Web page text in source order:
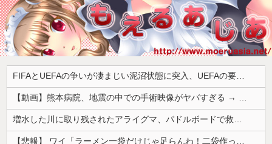
FIFAとUEFAの争いが凄まじい泥沼状態に突入、UEFAの要求を呑んだFIFAだったがUEFA側は強硬姿勢を崩さず……
【動画】熊本病院、地震の中での手術映像がヤバすぎる → 医療機器が飛び交う激震の中で患者を全身で庇う医師らの咄嗟の行動に世界中から絶賛の嵐
増水した川に取り残されたアライグマ、パドルボードで救助されて人の脚の下に潜り込む【海外の反応】
【悲報】 ワイ「ラーメン一袋だけじゃ足らんわ！二袋作ったろ！」→結果ｗｗｗ